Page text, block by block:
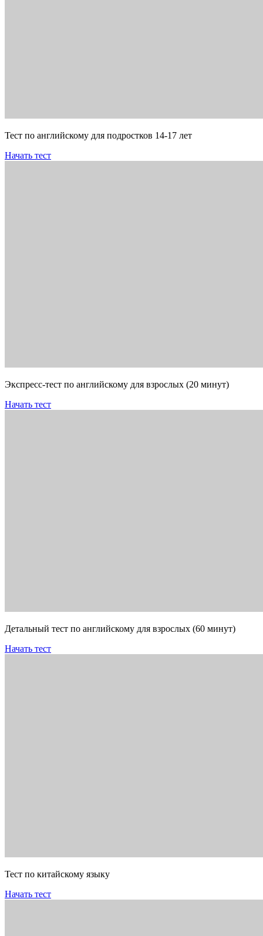
Тест по английскому для подростков 14-17 лет
Начать тест
Экспресс-тест по английскому для взрослых (20 минут)
Начать тест
Детальный тест по английскому для взрослых (60 минут)
Начать тест
Тест по китайскому языку
Начать тест